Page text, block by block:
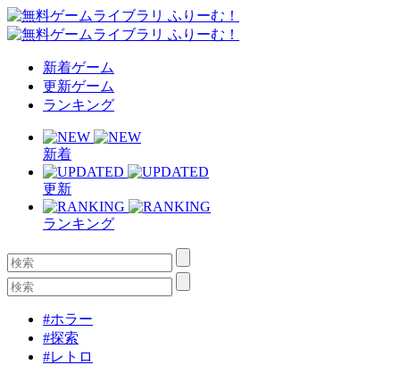
新着ゲーム
更新ゲーム
ランキング
新着
更新
ランキング
#ホラー
#探索
#レトロ